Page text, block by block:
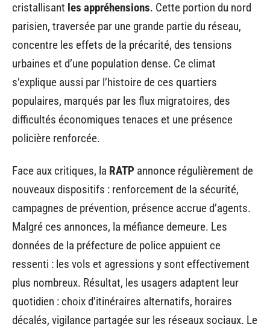
cristallisant les appréhensions. Cette portion du nord
parisien, traversée par une grande partie du réseau,
concentre les effets de la précarité, des tensions
urbaines et d’une population dense. Ce climat
s’explique aussi par l’histoire de ces quartiers
populaires, marqués par les flux migratoires, des
difficultés économiques tenaces et une présence
policière renforcée.
Face aux critiques, la RATP annonce régulièrement de
nouveaux dispositifs : renforcement de la sécurité,
campagnes de prévention, présence accrue d’agents.
Malgré ces annonces, la méfiance demeure. Les
données de la préfecture de police appuient ce
ressenti : les vols et agressions y sont effectivement
plus nombreux. Résultat, les usagers adaptent leur
quotidien : choix d’itinéraires alternatifs, horaires
décalés, vigilance partagée sur les réseaux sociaux. Le